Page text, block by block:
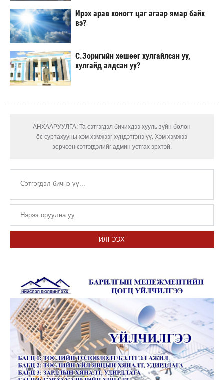
Ирэх арав хоногт цаг агаар ямар байх
вэ?
С.Зоригийн хөшөөг хулгайлсан уу,
хулгайд алдсан уу?
АНХААРУУЛГА: Та сэтгэгдэл бичихдээ хууль зүйн болон
ёс суртахууны хэм хэмжээг хүндэтгэнэ үү. Хэм хэмжээ
зөрчсөн сэтгэгдэлийг админ устгах эрхтэй.
ИЛГЭЭХ